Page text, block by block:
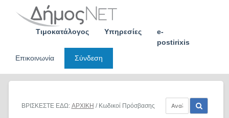
Τιμοκατάλογος Υπηρεσίες
e-
postirixis
Επικοινωνία
Σύνδεση
ΒΡΙΣΚΕΣΤΕ ΕΔΩ: ΑΡΧΙΚΗ / Κωδικοί Πρόσβασης